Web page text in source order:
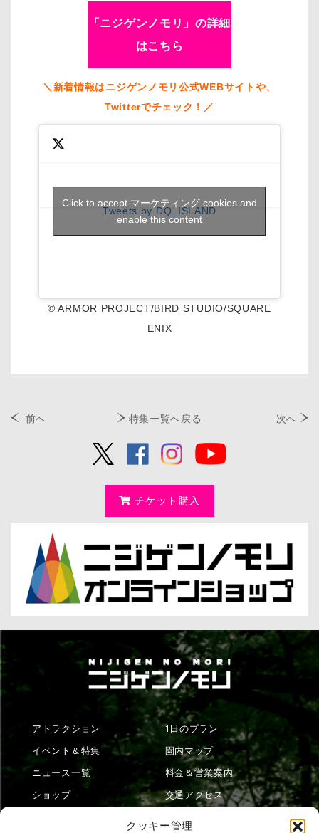
クッキー管理
「ニジゲンノモリ」の詳細
はこちら
＼新着情報はニジゲンノモリ公式WEBサイトや、
Twitterでチェック！／
Tweets by DQ_ISLAND
Click to accept マーケティング cookies and
enable this content
© ARMOR PROJECT/BIRD STUDIO/SQUARE
ENIX
前へ 特集一覧へ戻る 次へ
チケット購入
アトラクション
イベント＆特集
ニュース一覧
ショップ
1日のプラン
園内マップ
料金＆営業案内
交通アクセス